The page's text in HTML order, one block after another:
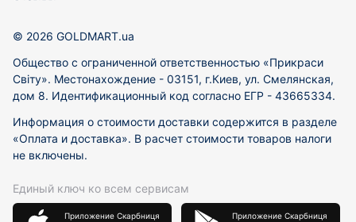
© 2026 GOLDMART.ua
Общество с ограниченной ответственностью «Прикраси
Світу». Местонахождение - 03151, г.Киев, ул. Смелянская,
дом 8. Идентификационный код согласно ЕГР - 43665334.
Информация о стоимости доставки содержится в разделе
«Оплата и доставка». В расчет стоимости товаров налоги
не включены.
Единый ключ ко всем сервисам
Приложение Скарбниця Приложение Скарбниця